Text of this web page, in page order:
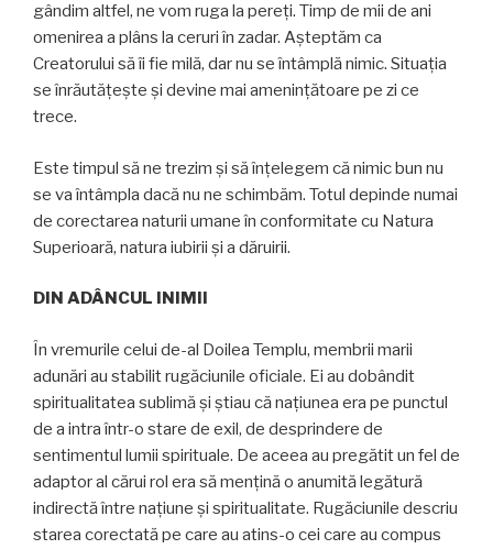
gândim altfel, ne vom ruga la pereţi. Timp de mii de ani
omenirea a plâns la ceruri în zadar. Aşteptăm ca
Creatorului să îi fie milă, dar nu se întâmplă nimic. Situaţia
se înrăutăţeşte şi devine mai ameninţătoare pe zi ce
trece.
Este timpul să ne trezim şi să înţelegem că nimic bun nu
se va întâmpla dacă nu ne schimbăm. Totul depinde numai
de corectarea naturii umane în conformitate cu Natura
Superioară, natura iubirii şi a dăruirii.
DIN ADÂNCUL INIMII
În vremurile celui de-al Doilea Templu, membrii marii
adunări au stabilit rugăciunile oficiale. Ei au dobândit
spiritualitatea sublimă şi ştiau că naţiunea era pe punctul
de a intra într-o stare de exil, de desprindere de
sentimentul lumii spirituale. De aceea au pregătit un fel de
adaptor al cărui rol era să menţină o anumită legătură
indirectă între naţiune şi spiritualitate. Rugăciunile descriu
starea corectată pe care au atins-o cei care au compus